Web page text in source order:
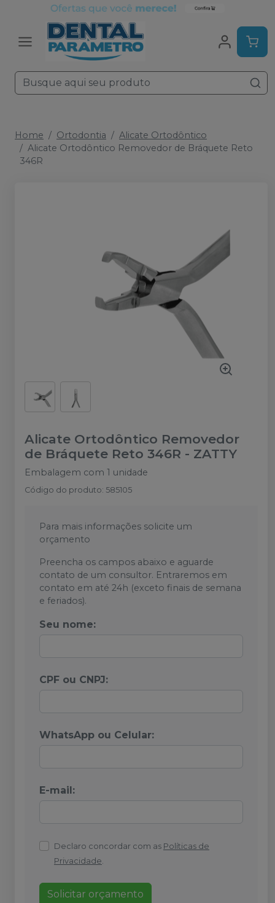
Home Ortodontia
Alicate Ortodôntico
Alicate Ortodôntico Removedor de Bráquete Reto
346R
Alicate Ortodôntico Removedor
de Bráquete Reto 346R - ZATTY
Embalagem com 1 unidade
Código do produto: 585105
Para mais informações solicite um
orçamento
Preencha os campos abaixo e aguarde
contato de um consultor. Entraremos em
contato em até 24h (exceto finais de semana
e feriados).
Seu nome:
CPF ou CNPJ:
WhatsApp ou Celular:
E-mail:
Declaro concordar com as Políticas de
Privacidade.
Solicitar orçamento